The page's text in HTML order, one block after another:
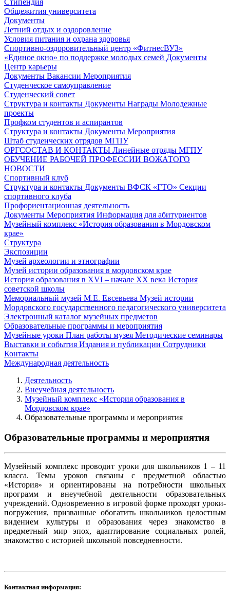
Общежития университета
Документы
Летний отдых и оздоровление
Условия питания и охрана здоровья
Спортивно-оздоровительный центр «ФитнесВУЗ»
«Единое окно» по поддержке молодых семей Документы
Центр карьеры
Документы Вакансии Мероприятия
Студенческое самоуправление
Студенческий совет
Структура и контакты Документы Награды Молодежные
проекты
Профком студентов и аспирантов
Структура и контакты Документы Мероприятия
Штаб студенческих отрядов МГПУ
ОРГСОСТАВ И КОНТАКТЫ Линейные отряды МГПУ
ОБУЧЕНИЕ РАБОЧЕЙ ПРОФЕССИИ ВОЖАТОГО
НОВОСТИ
Спортивный клуб
Структура и контакты Документы ВФСК «ГТО» Секции
спортивного клуба
Профориентационная деятельность
Документы Мероприятия Информация для абитуриентов
Музейный комплекс «История образования в Мордовском
крае»
Структура
Экспозиции
Музей археологии и этнографии
Музей истории образования в мордовском крае
История образования в XVI – начале XX века История
советской школы
Мемориальный музей М.Е. Евсевьева Музей истории
Мордовского государственного педагогического университета
Электронный каталог музейных предметов
Образовательные программы и мероприятия
Музейные уроки План работы музея Методические семинары
Выставки и события Издания и публикации Сотрудники
Контакты
Международная деятельность
Деятельность
Внеучебная деятельность
Музейный комплекс «История образования в
Мордовском крае»
Образовательные программы и мероприятия
Образовательные программы и мероприятия
Музейный комплекс проводит уроки для школьников 1 – 11
класса. Темы уроков связаны с предметной областью
«История» и ориентированы на потребности школьных
программ и внеучебной деятельности образовательных
учреждений. Одновременно в игровой форме проходят уроки-
погружения, призванные обогатить школьников целостным
видением культуры и образования через знакомство в
предметный мир эпох, адаптирование социальных ролей,
знакомство с историей школьной повседневности.
Контактная информация: